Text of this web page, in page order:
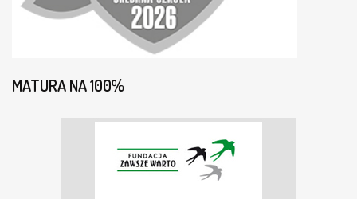
MATURA NA 100%